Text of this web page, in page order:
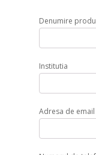
Denumire
Institutia
Adresa de email